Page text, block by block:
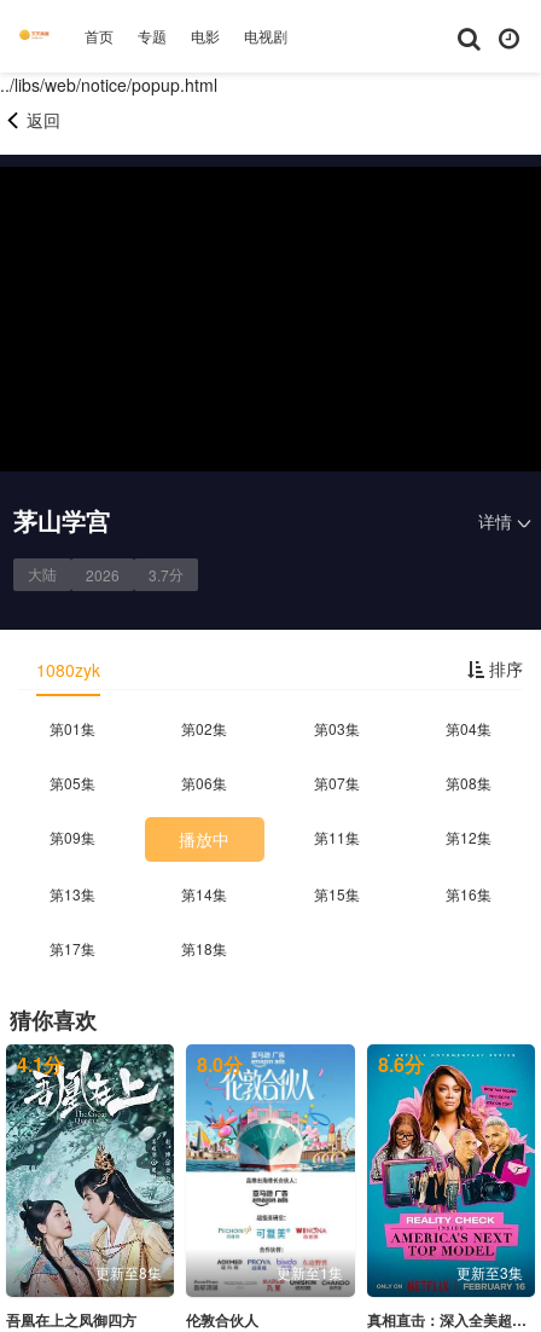
首页 专题 电影 电视剧 短剧大全 体育
../libs/web/notice/popup.html
返回
茅山学宫 详情
大陆 2026 3.7分
剧情简介 排序
1080zyk
第01集 第02集 第03集 第04集
第05集 第06集 第07集 第08集
第09集 播放中 第11集 第12集
第13集 第14集 第15集 第16集
第17集 第18集
猜你喜欢
4.1分
更新至8集
吾凰在上之凤御四方
8.0分
更新至1集
伦敦合伙人
8.6分
更新至3集
真相直击：深入全美超模大赛第一季